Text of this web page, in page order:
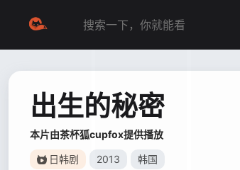
出生的秘密
本片由茶杯狐cupfox提供播放
日韩剧 2013 韩国